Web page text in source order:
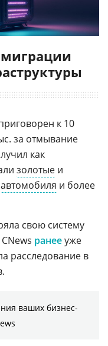
к 10
за отмывание
как
золотые и
автомобиля и более
свою систему
ранееуже
расследование в
ваших бизнес-